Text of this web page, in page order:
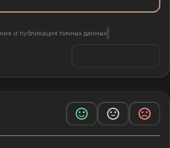
и публикация личных данных